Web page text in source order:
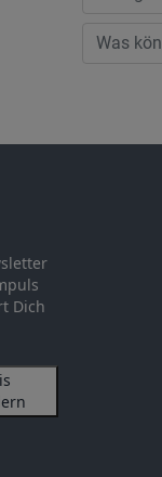
Dich